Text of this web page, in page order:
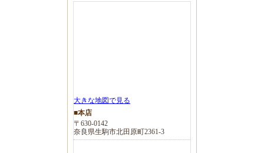
大きな地図で見る
■本店
〒630-0142
奈良県生駒市北田原町2361-3